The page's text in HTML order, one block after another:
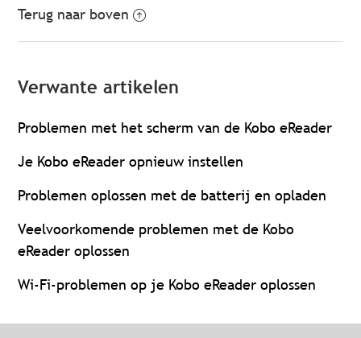
Terug naar boven
Verwante artikelen
Problemen met het scherm van de Kobo eReader
Je Kobo eReader opnieuw instellen
Problemen oplossen met de batterij en opladen
Veelvoorkomende problemen met de Kobo
eReader oplossen
Wi-Fi-problemen op je Kobo eReader oplossen